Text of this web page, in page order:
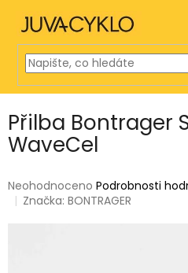
obsah
Přilba Bontrager
WaveCel
Průměrné
hodnocení
Neohodnoceno Podrobnosti
Značka:BONTRAGER